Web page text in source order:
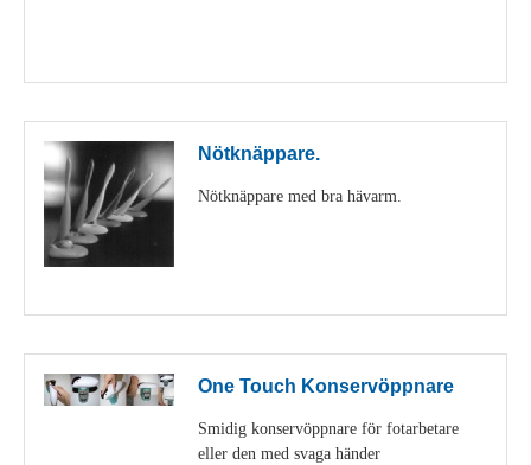
Nötknäppare.
Nötknäppare med bra hävarm.
One Touch Konservöppnare
Smidig konservöppnare för fotarbetare
eller den med svaga händer